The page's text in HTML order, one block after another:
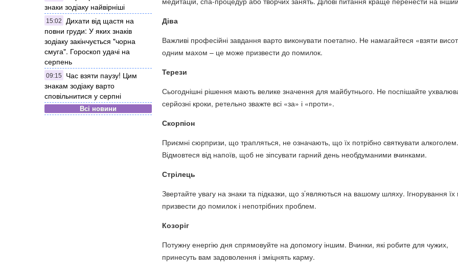
знаки зодіаку найвірніші
15:02
Дихати від щастя на
повни груди: У яких знаків
зодіаку закінчується "чорна
смуга". Гороскоп удачі на
серпень
09:15
Час взяти паузу! Цим
знакам зодіаку варто
сповільнитися у серпні
Всі новини
Діва
Важливі професійні завдання варто виконувати поетапно. Не намагайтеся «взяти
одним махом – це може призвести до помилок.
Терези
Сьогоднішні рішення мають велике значення для майбутнього. Не поспішайте
серйозні кроки, ретельно зважте всі «за» і «проти».
Скорпіон
Приємні сюрпризи, що трапляться, не означають, що їх потрібно святкувати алкоголем.
Відмовтеся від напоїв, щоб не зіпсувати гарний день необдуманими вчинками.
Стрілець
Звертайте увагу на знаки та підказки, що з’являються на вашому шляху. Ігнорування
призвести до помилок і непотрібних проблем.
Козоріг
Потужну енергію дня спрямовуйте на допомогу іншим. Вчинки, які робите для чужих,
принесуть вам задоволення і зміцнять карму.